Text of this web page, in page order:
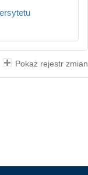
Pokaż rejestr zmian